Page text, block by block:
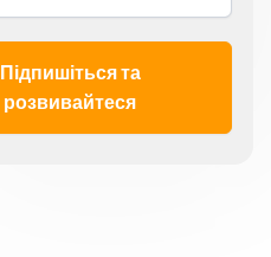
Підпишіться та
розвивайтеся